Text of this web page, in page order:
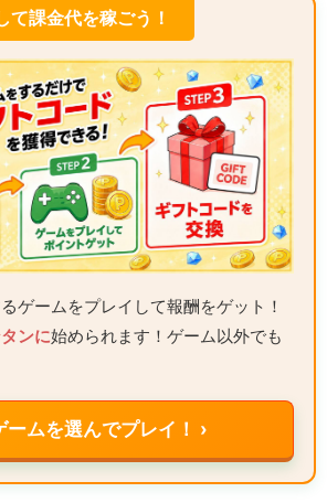
て課金代を稼ごう！
ゲームをプレイして報酬をゲット！
ンに始められます！ゲーム以外でも
ームを選んでプレイ！ ›